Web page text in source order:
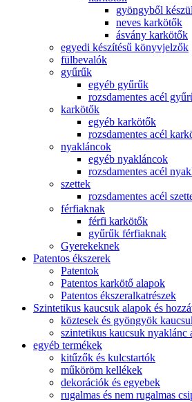
gyöngyből
neves karkötők
ásvány karkötők
egyedi készítésű könyvjelzők
fülbevalók
gyűrűk
egyéb gyűrűk
rozsdamentes acél
karkötők
egyéb karkötők
rozsdamentes acél
nyakláncok
egyéb nyakláncok
rozsdamentes acél
szettek
rozsdamentes acél
férfiaknak
férfi karkötők
gyűrűk férfiaknak
Gyerekeknek
Patentos ékszerek
Patentok
Patentos karkötő alapok
Patentos ékszeralkatrészek
Szintetikus kaucsuk alapok és
köztesek és gyöngyök
szintetikus kaucsuk nyaklánc
egyéb termékek
kitűzők és kulcstartók
műköröm kellékek
dekorációk és egyebek
rugalmas és nem rugalmas